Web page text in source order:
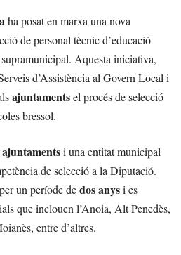
ha posat en marxa una nova
de personal tècnic d’educació
Aquesta iniciativa,
d’Assistència al Govern Local i
ajuntamentsel procés de selecció
bressol.
i una entitat municipal
de selecció a la Diputació.
un període dedos anysi es
que inclouen l’Anoia, Alt Penedès,
entre d’altres.